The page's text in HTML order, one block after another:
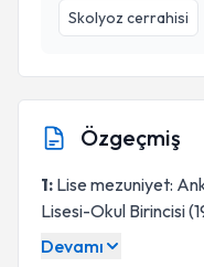
Skolyoz cerrahisi
Özgeçmiş
1: Lise mezuniyet:
Lisesi-Okul Birincisi
2:
Devamı